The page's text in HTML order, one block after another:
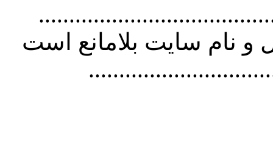
استفاده از
نام سايت بلامانع است